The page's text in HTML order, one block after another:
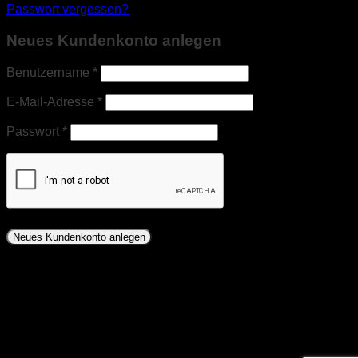
Passwort vergessen?
Neues Kundenkonto anlegen
Benutzername *Erforderlich
E-Mail-Adresse *Erforderlich
Passwort *Erforderlich
Neues Kundenkonto anlegen